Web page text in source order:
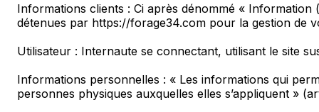
Informations clients : Ci après dénommé « Information
détenues par https://forage34.com pour la gestion de
Utilisateur : Internaute se connectant, utilisant le site
Informations personnelles : « Les informations qui
personnes physiques auxquelles elles s’appliquent »